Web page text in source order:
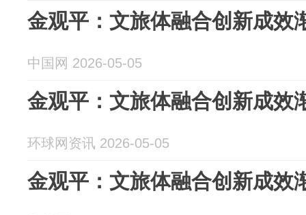
金观平：文旅体融合创新成效
中国网 2026-05-05
金观平：文旅体融合创新成效
环球网资讯 2026-05-05
金观平：文旅体融合创新成效